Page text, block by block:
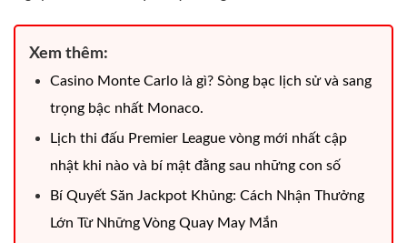
Xem thêm:
Casino Monte Carlo là gì? Sòng bạc lịch sử và sang
trọng bậc nhất Monaco.
Lịch thi đấu Premier League vòng mới nhất cập
nhật khi nào và bí mật đằng sau những con số
Bí Quyết Săn Jackpot Khủng: Cách Nhận Thưởng
Lớn Từ Những Vòng Quay May Mắn